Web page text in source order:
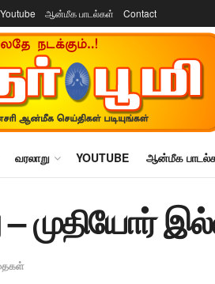
Youtube ஆன்மீக பாடல்கள் Contact
வரலாறு YOUTUBE ஆன்மீக
முதியோர்